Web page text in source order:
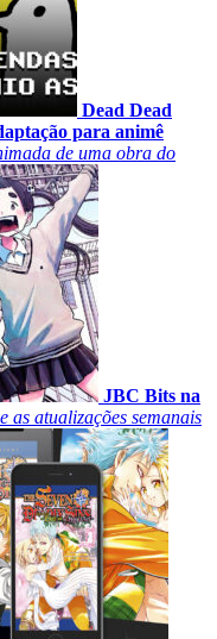
Dead Dead
para animê
de uma obra do
JBC Bits na
as atualizações semanais